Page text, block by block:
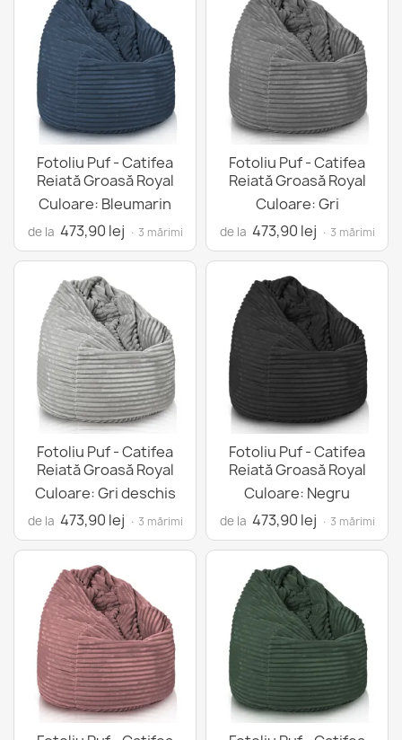
Fotoliu Puf - Catifea
Reiată Groasă Royal
Culoare: Bleumarin
de la 473,90 lej · 3 mărimi
Fotoliu Puf - Catifea
Reiată Groasă Royal
Culoare: Gri
de la 473,90 lej · 3 mărimi
Fotoliu Puf - Catifea
Reiată Groasă Royal
Culoare: Gri deschis
de la 473,90 lej · 3 mărimi
Fotoliu Puf - Catifea
Reiată Groasă Royal
Culoare: Negru
de la 473,90 lej · 3 mărimi